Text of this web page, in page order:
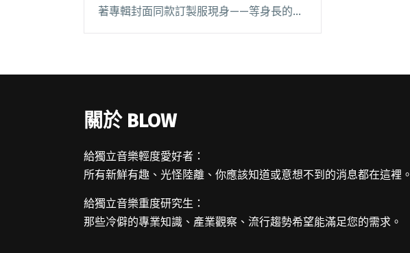
著專輯封面同款訂製服現身——等身長的黑
袍，搭配飾鬚坎肩與綢緞手套。絲毫不懼溽
, Different Narratives》"
關於 BLOW
給獨立音樂輕度愛好者：
所有新鮮有趣、光怪陸離、你應該知道或意想不到的消息都在這裡。
給獨立音樂重度研究生：
那些冷僻的專業知識、產業觀察、流行趨勢希望能滿足您的需求。